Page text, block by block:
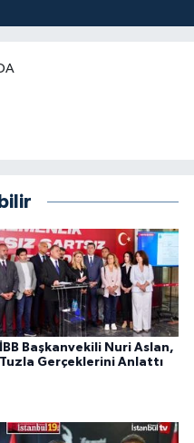
İBB Başkanvekili Nuri Aslan,
Tuzla Gerçeklerini Anlattı